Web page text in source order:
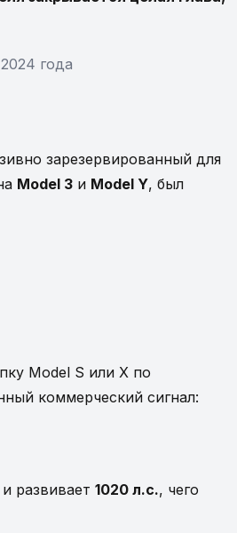
года
зарезервированный для
Model 3 и Model Y, был
Model S или X по
коммерческий сигнал:
и развивает 1020 л.с., чего